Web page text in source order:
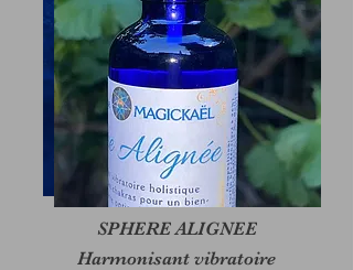
SPHERE ALIGNEE
Harmonisant vibratoire